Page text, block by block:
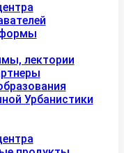
формы
лектории
Урбанистики